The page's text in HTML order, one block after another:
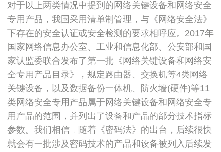
对于以上两类情况中提到的网络关键设备和网络安全
专用产品，我国采用清单制管理，与《网络安全法》
下存在的安全认证或安全检测的要求相呼应。2017年
国家网络信息办公室、工业和信息化部、公安部和国
家认监委联合发布了第一批《网络关键设备和网络安
全专用产品目录》，规定路由器、交换机等4类网络
关键设备，以及数据备份一体机、防火墙(硬件)等11
类网络安全专用产品属于网络关键设备和网络安全专
用产品的范围，并列出了设备和产品的部分技术指标
参数。我们相信，随着《密码法》的出台，后续很快
就会有一批涉及密码技术的产品和设备被列入后续发